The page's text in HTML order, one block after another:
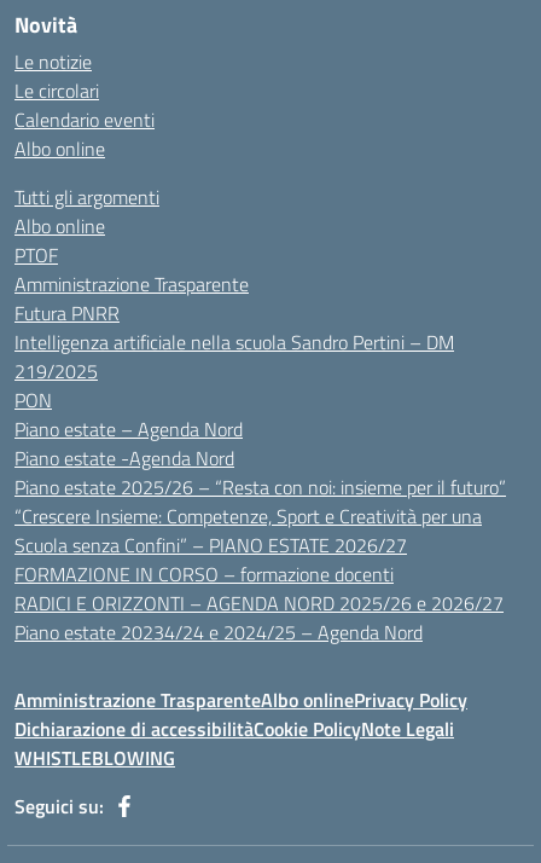
Novità
Le notizie
Le circolari
Calendario eventi
Albo online
Tutti gli argomenti
Albo online
PTOF
Amministrazione Trasparente
Futura PNRR
Intelligenza artificiale nella scuola Sandro Pertini – DM
219/2025
PON
Piano estate – Agenda Nord
Piano estate -Agenda Nord
Piano estate 2025/26 – “Resta con noi: insieme per il futuro”
“Crescere Insieme: Competenze, Sport e Creatività per una
Scuola senza Confini” – PIANO ESTATE 2026/27
FORMAZIONE IN CORSO – formazione docenti
RADICI E ORIZZONTI – AGENDA NORD 2025/26 e 2026/27
Piano estate 20234/24 e 2024/25 – Agenda Nord
Amministrazione TrasparenteAlbo onlinePrivacy Policy
Dichiarazione di accessibilitàCookie PolicyNote Legali
WHISTLEBLOWING
Seguici su: